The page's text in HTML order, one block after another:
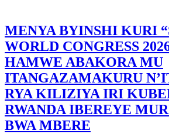
MENYA BYINSHI KURI
WORLD CONGRESS
HAMWE ABAKORA MU
ITANGAZAMAKURU
RYA KILIZIYA IRI
RWANDA IBEREYE
BWA MBERE